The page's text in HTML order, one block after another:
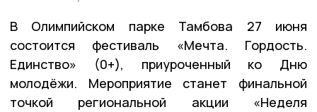
В Олимпийском парке Тамбова 27 июня
состоится фестиваль «Мечта. Гордость.
Единство» (0+), приуроченный ко Дню
молодёжи. Мероприятие станет финальной
точкой региональной акции «Неделя